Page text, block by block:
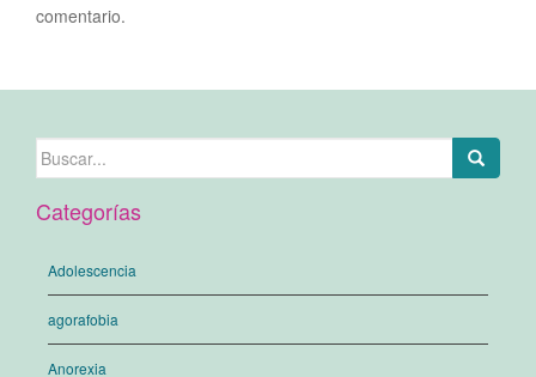
comentario.
Buscar:
Categorías
Adolescencia
agorafobia
Anorexia